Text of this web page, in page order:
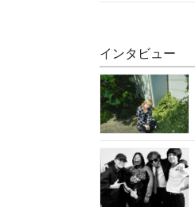
インタビュー